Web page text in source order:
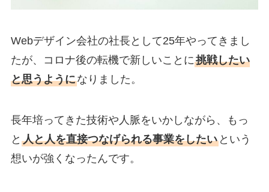
Webデザイン会社の社長として25年やってきまし
たが、コロナ後の転機で新しいことに挑戦したい
と思うようになりました。
長年培ってきた技術や人脈をいかしながら、もっ
と 人と人を直接つなげられる事業をしたいという
想いが強くなったんです。